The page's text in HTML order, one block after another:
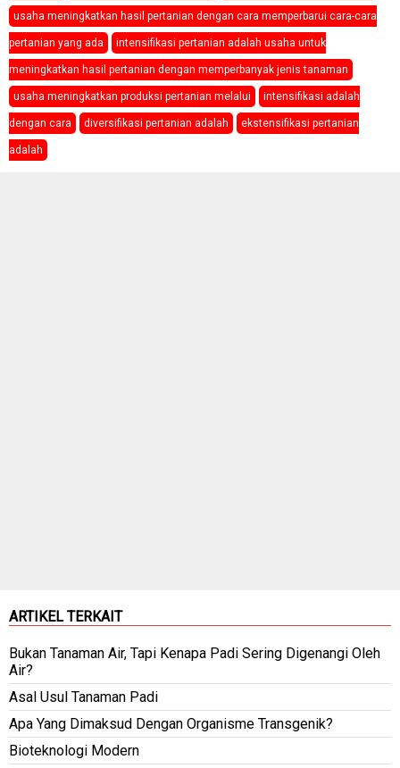
usaha meningkatkan hasil pertanian dengan cara memperbarui cara-cara
pertanian yang ada intensifikasi pertanian adalah usaha untuk
meningkatkan hasil pertanian dengan memperbanyak jenis tanaman
usaha meningkatkan produksi pertanian melalui intensifikasi adalah
dengan cara diversifikasi pertanian adalah ekstensifikasi pertanian
adalah
ARTIKEL TERKAIT
Bukan Tanaman Air, Tapi Kenapa Padi Sering Digenangi Oleh
Air?
Asal Usul Tanaman Padi
Apa Yang Dimaksud Dengan Organisme Transgenik?
Bioteknologi Modern